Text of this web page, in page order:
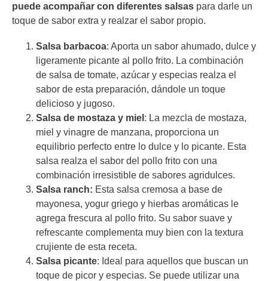
puede acompañar con diferentes salsas para darle un
toque de sabor extra y realzar el sabor propio.
Salsa barbacoa: Aporta un sabor ahumado, dulce y
ligeramente picante al pollo frito. La combinación
de salsa de tomate, azúcar y especias realza el
sabor de esta preparación, dándole un toque
delicioso y jugoso.
Salsa de mostaza y miel : La mezcla de mostaza,
miel y vinagre de manzana, proporciona un
equilibrio perfecto entre lo dulce y lo picante. Esta
salsa realza el sabor del pollo frito con una
combinación irresistible de sabores agridulces.
Salsa ranch: Esta salsa cremosa a base de
mayonesa, yogur griego y hierbas aromáticas le
agrega frescura al pollo frito. Su sabor suave y
refrescante complementa muy bien con la textura
crujiente de esta receta.
Salsa picante: Ideal para aquellos que buscan un
toque de picor y especias. Se puede utilizar una